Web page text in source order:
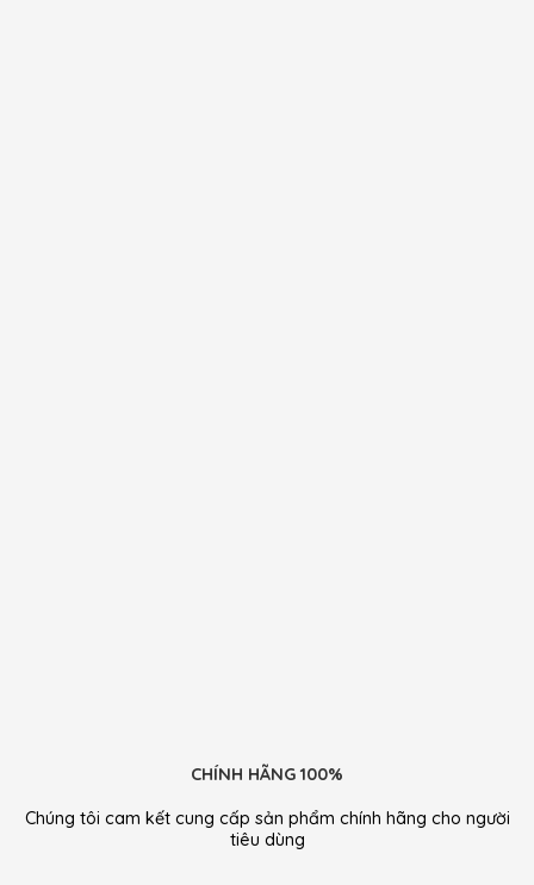
CHÍNH HÃNG 100%
Chúng tôi cam kết cung cấp sản phẩm chính hãng cho người
tiêu dùng